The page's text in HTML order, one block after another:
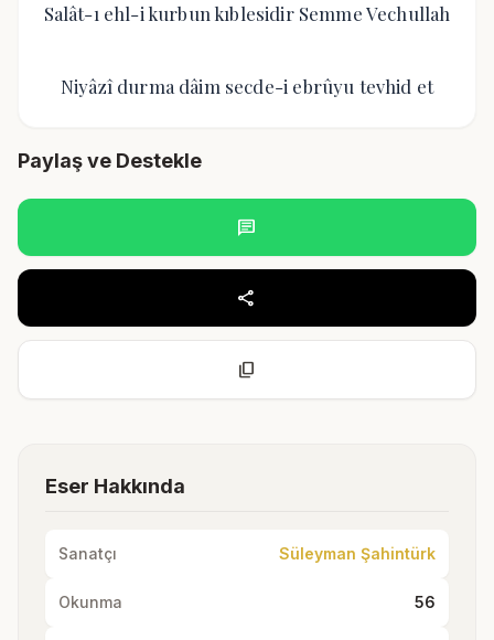
Salât-ı ehl-i kurbun kıblesidir Semme Vechullah
Niyâzî durma dâim secde-i ebrûyu tevhid et
Paylaş ve Destekle
chat
share
content_copy
Eser Hakkında
Sanatçı Süleyman Şahintürk
Okunma 56